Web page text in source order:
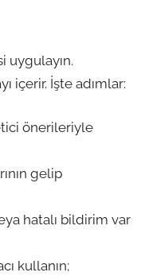
uygulayın.
içerir. İşte adımlar:
önerileriyle
gelip
hatalı bildirim var
kullanın;